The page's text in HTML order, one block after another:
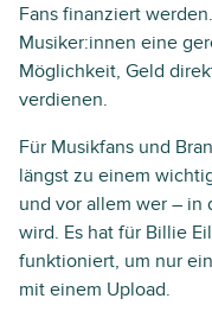
Fans finanziert
Musiker:innen eine
Möglichkeit, Geld
verdienen.
Für Musikfans und
längst zu einem
und vor allem wer – in
wird. Es hat für Billie
funktioniert, um nur
mit einem Upload.